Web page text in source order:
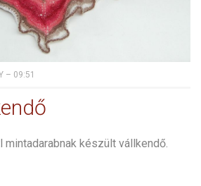
– 09:51
mintadarabnak készült vállkendő.